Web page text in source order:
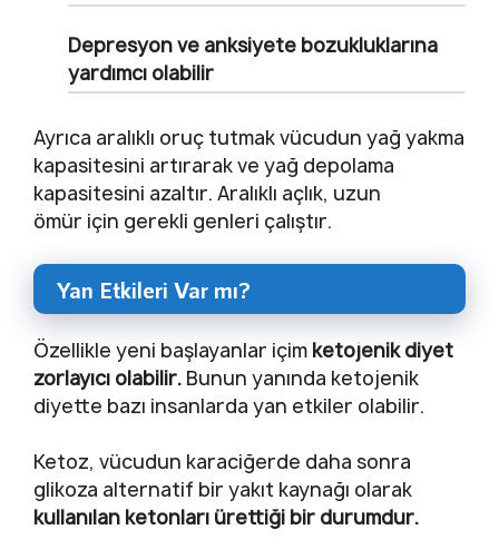
Depresyon ve anksiyete bozukluklarına
yardımcı olabilir
Ayrıca aralıklı oruç tutmak vücudun yağ yakma
kapasitesini artırarak ve yağ depolama
kapasitesini azaltır. Aralıklı açlık, uzun
ömür için gerekli genleri çalıştır.
Yan Etkileri Var mı?
Özellikle yeni başlayanlar içim ketojenik diyet
zorlayıcı olabilir. Bunun yanında ketojenik
diyette bazı insanlarda yan etkiler olabilir.
Ketoz, vücudun karaciğerde daha sonra
glikoza alternatif bir yakıt kaynağı olarak
kullanılan ketonları ürettiği bir durumdur.